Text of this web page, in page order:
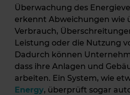
Überwachung des
erkennt Abweichungen wie
Verbrauch,
Leistung oder die Nutzung
Dadurch können
dass ihre Anlagen und
arbeiten. Ein System, wie
Energy, überprüft sogar